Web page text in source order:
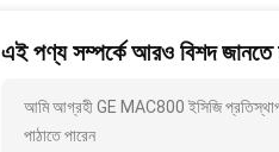
এই পণ্য সম্পর্কে আরও বিশদ জানতে
আমি আগ্রহী GE MAC800 ইসিজি প্রতিস্থাপন
পাঠাতে পারেন